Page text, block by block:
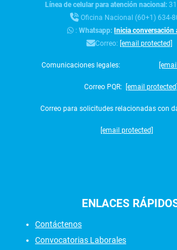
Línea de celular para atención nacional:
Oficina Nacional (60+1) 634-
:Whatsapp: Inicia conversación
Correo: [email protected]
Comunicaciones legales:
Correo PQR: [email protected]
Correo para solicitudes relacionadas con
[email protected]
ENLACES
Contáctenos
Convocatorias Laborales